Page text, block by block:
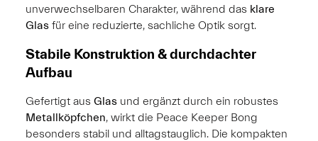
unverwechselbaren Charakter, während das klare
Glas für eine reduzierte, sachliche Optik sorgt.
Stabile Konstruktion & durchdachter
Aufbau
Gefertigt aus Glas und ergänzt durch ein robustes
Metallköpfchen, wirkt die Peace Keeper Bong
besonders stabil und alltagstauglich. Die kompakten